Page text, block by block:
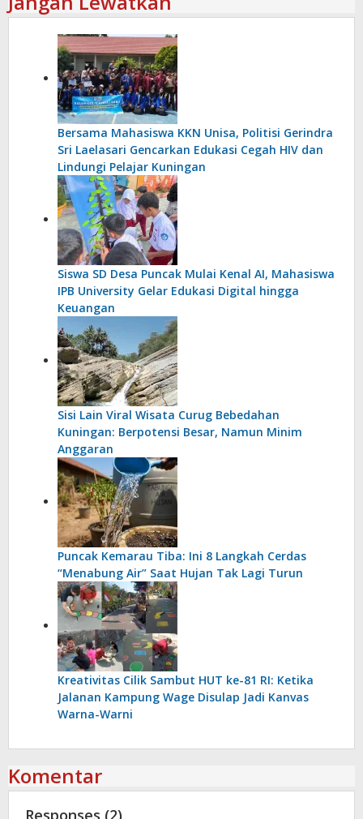
Bersama Mahasiswa KKN Unisa, Politisi Gerindra
Sri Laelasari Gencarkan Edukasi Cegah HIV dan
Lindungi Pelajar Kuningan
Siswa SD Desa Puncak Mulai Kenal AI, Mahasiswa
IPB University Gelar Edukasi Digital hingga
Keuangan
Sisi Lain Viral Wisata Curug Bebedahan
Kuningan: Berpotensi Besar, Namun Minim
Anggaran
Puncak Kemarau Tiba: Ini 8 Langkah Cerdas
“Menabung Air” Saat Hujan Tak Lagi Turun
Kreativitas Cilik Sambut HUT ke-81 RI: Ketika
Jalanan Kampung Wage Disulap Jadi Kanvas
Warna-Warni
Komentar
Responses (2)